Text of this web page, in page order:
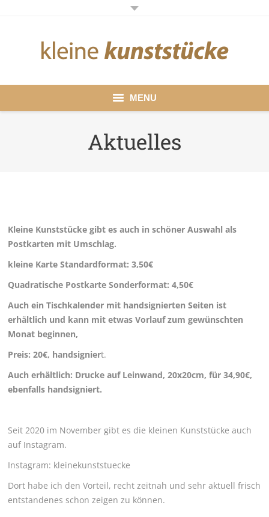
MENU
Pranaanwendungen
Mediation
Kontakt
Impressum
Aktuelles
Kleine Kunststücke gibt es auch in schöner Auswahl als
Postkarten mit Umschlag.
kleine Karte Standardformat: 3,50€
Quadratische Postkarte Sonderformat: 4,50€
Auch ein Tischkalender mit handsignierten Seiten ist
erhältlich und kann mit etwas Vorlauf zum gewünschten
Monat beginnen,
Preis: 20€, handsigniert.
Auch erhältlich: Drucke auf Leinwand, 20x20cm, für 34,90€,
ebenfalls handsigniert.
Seit 2020 im November gibt es die kleinen Kunststücke auch
auf Instagram.
Instagram: kleinekunststuecke
Dort habe ich den Vorteil, recht zeitnah und sehr aktuell frisch
entstandenes schon zeigen zu können.